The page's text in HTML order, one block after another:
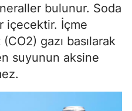
bulunur. Soda
içecektir. İçme
gazı basılarak
suyunun aksine